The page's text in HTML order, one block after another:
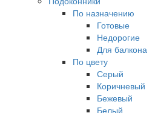
По назначению
Готовые
Недорогие
Для балкона
По цвету
Серый
Коричневый
Бежевый
Белый